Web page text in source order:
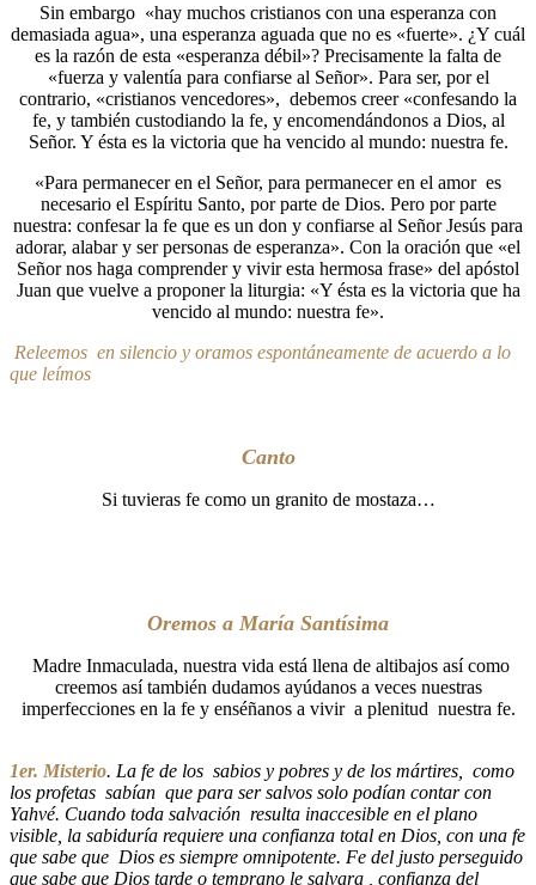
Sin embargo «hay muchos cristianos con una esperanza con
demasiada agua», una esperanza aguada que no es «fuerte». ¿Y cuál
es la razón de esta «esperanza débil»? Precisamente la falta de
«fuerza y valentía para confiarse al Señor». Para ser, por el
contrario, «cristianos vencedores», debemos creer «confesando la
fe, y también custodiando la fe, y encomendándonos a Dios, al
Señor. Y ésta es la victoria que ha vencido al mundo: nuestra fe.
«Para permanecer en el Señor, para permanecer en el amor es
necesario el Espíritu Santo, por parte de Dios. Pero por parte
nuestra: confesar la fe que es un don y confiarse al Señor Jesús para
adorar, alabar y ser personas de esperanza». Con la oración que «el
Señor nos haga comprender y vivir esta hermosa frase» del apóstol
Juan que vuelve a proponer la liturgia: «Y ésta es la victoria que ha
vencido al mundo: nuestra fe».
Releemos en silencio y oramos espontáneamente de acuerdo a lo
que leímos
Canto
Si tuvieras fe como un granito de mostaza…
Oremos a María Santísima
Madre Inmaculada, nuestra vida está llena de altibajos así como
creemos así también dudamos ayúdanos a veces nuestras
imperfecciones en la fe y enséñanos a vivir a plenitud nuestra fe.
1er. Misterio. La fe de los sabios y pobres y de los mártires, como
los profetas sabían que para ser salvos solo podían contar con
Yahvé. Cuando toda salvación resulta inaccesible en el plano
visible, la sabiduría requiere una confianza total en Dios, con una fe
que sabe que Dios es siempre omnipotente. Fe del justo perseguido
que sabe que Dios tarde o temprano le salvara , confianza del